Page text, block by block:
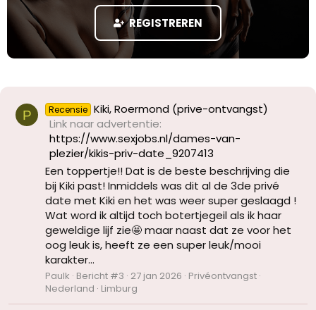
REGISTREREN
P Recensie Kiki, Roermond (prive-ontvangst)
Link naar advertentie
https://www.sexjobs.nl/dames-van-
plezier/kikis-priv-date_9207413
Een toppertje!! Dat is de beste beschrijving die
bij Kiki past! Inmiddels was dit al de 3de privé
date met Kiki en het was weer super geslaagd !
Wat word ik altijd toch botertjegeil als ik haar
geweldige lijf zie🤩 maar naast dat ze voor het
oog leuk is, heeft ze een super leuk/mooi
karakter...
Paulk Bericht #3 27 jan 2026 Privéontvangst
Nederland Limburg